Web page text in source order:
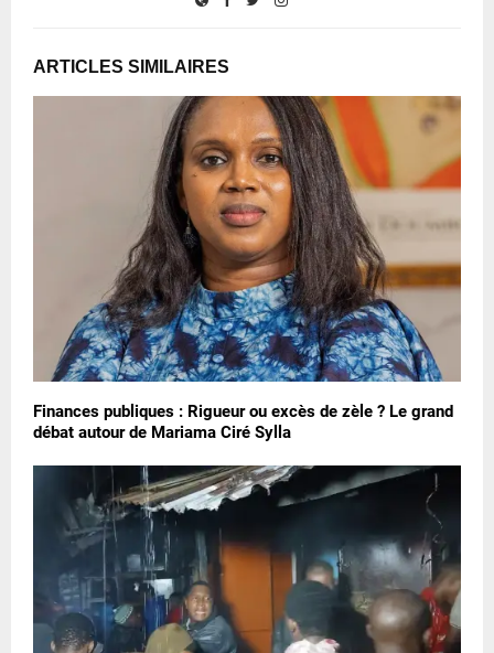
ARTICLES SIMILAIRES
Finances publiques : Rigueur ou excès de zèle ? Le grand
débat autour de Mariama Ciré Sylla